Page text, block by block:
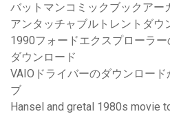
バットマンコミックブックアー
アンタッチャブルトレントダウ
1990フォードエクスプローラ
ダウンロード
VAIOドライバーのダウンロー
ブ
Hansel and gretal 1980s movie